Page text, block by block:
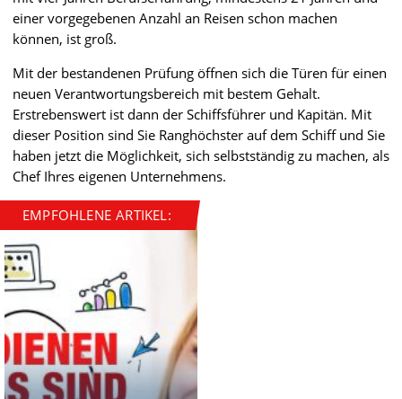
einer vorgegebenen Anzahl an Reisen schon machen
können, ist groß.
Mit der bestandenen Prüfung öffnen sich die Türen für einen
neuen Verantwortungsbereich mit bestem Gehalt.
Erstrebenswert ist dann der Schiffsführer und Kapitän. Mit
dieser Position sind Sie Ranghöchster auf dem Schiff und Sie
haben jetzt die Möglichkeit, sich selbstständig zu machen, als
Chef Ihres eigenen Unternehmens.
EMPFOHLENE ARTIKEL: